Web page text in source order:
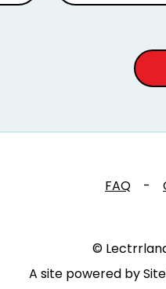
FAQ -
©
A site powered by